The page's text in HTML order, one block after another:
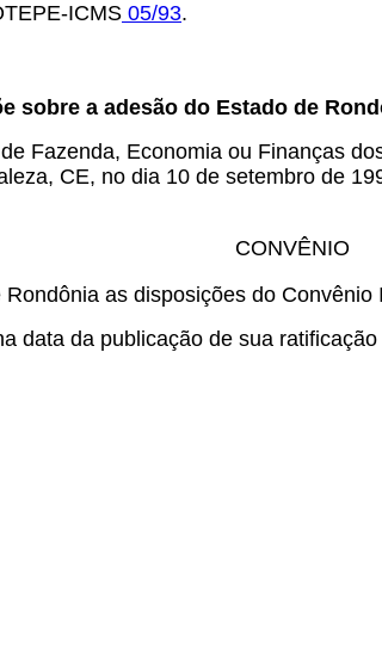
ICMS 05/93.
sobre a adesão do Estado de
Fazenda, Economia ou Finanças
CE, no dia 10 de setembro de
CONVÊNIO
as disposições do
data da publicação de sua